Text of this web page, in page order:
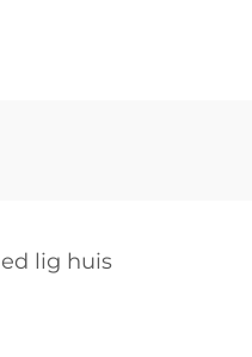
lig huis